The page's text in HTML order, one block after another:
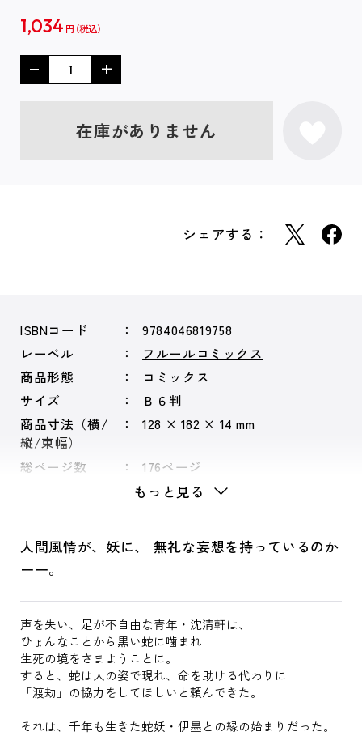
1,034 円
在庫がありません
シェアする：
ISBNコード
9784046819758
レーベル
フルールコミックス
商品形態
コミックス
サイズ
Ｂ６判
商品寸法（横/
縦/束幅）
128 × 182 × 14 mm
総ページ数 176ページ
もっと見る
人間風情が、妖に、 無礼な妄想を持っているのか
ーー。
声を失い、足が不自由な青年・沈清軒は、
ひょんなことから黒い蛇に噛まれ
生死の境をさまようことに。
すると、蛇は人の姿で現れ、命を助ける代わりに
「渡劫」の協力をしてほしいと頼んできた。
それは、千年も生きた蛇妖・伊墨との縁の始まりだった。